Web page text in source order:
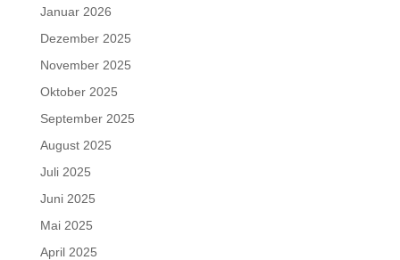
Januar 2026
Dezember 2025
November 2025
Oktober 2025
September 2025
August 2025
Juli 2025
Juni 2025
Mai 2025
April 2025